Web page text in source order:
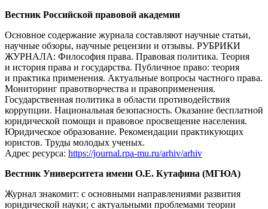
Вестник Российской правовой академии
Основное содержание журнала составляют научные статьи,
научные обзоры, научные рецензии и отзывы. РУБРИКИ
ЖУРНАЛА: Философия права. Правовая политика. Теория
и история права и государства. Публичное право: теория
и практика применения. Актуальные вопросы частного права.
Мониторинг правотворчества и правоприменения.
Государственная политика в области противодействия
коррупции. Национальная безопасность. Оказание бесплатной
юридической помощи и правовое просвещение населения.
Юридическое образование. Рекомендации практикующих
юристов. Труды молодых ученых.
Адрес ресурса: https://journal.rpa-mu.ru/arhiv/arhiv
Вестник Университета имени О.Е. Кутафина (МГЮА)
Журнал знакомит: с основными направлениями развития
юридической науки; с актуальными проблемами теории